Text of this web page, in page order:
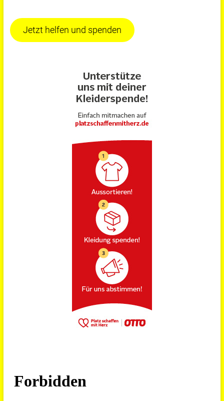
Jetzt helfen und spenden